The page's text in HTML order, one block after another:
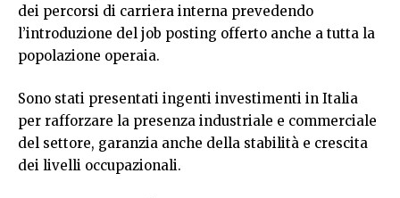
dei percorsi di carriera interna prevedendo
l’introduzione del job posting offerto anche a tutta la
popolazione operaia.
Sono stati presentati ingenti investimenti in Italia
per rafforzare la presenza industriale e commerciale
del settore, garanzia anche della stabilità e crescita
dei livelli occupazionali.